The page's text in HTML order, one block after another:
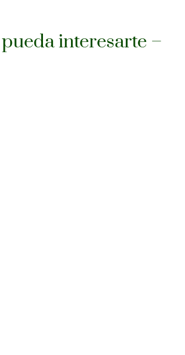
interesarte –